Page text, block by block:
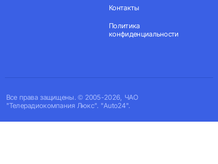
Все права защищены. © 2005-2026, ЧАО
"Телерадиокомпания Люкс". "Auto24".
Контакты
Политика
конфиденциальности